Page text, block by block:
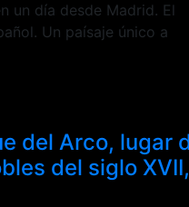
un día desde Madrid. El
Un paísaje único a
del Arco, lugar
del siglo XVII,